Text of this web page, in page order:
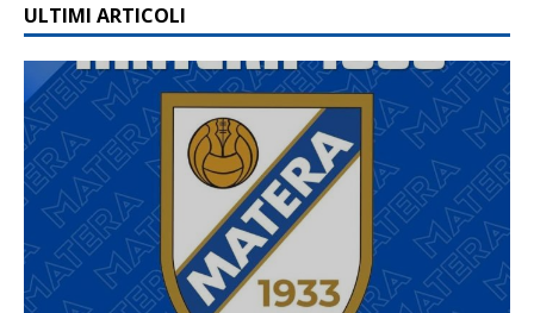
ULTIMI ARTICOLI